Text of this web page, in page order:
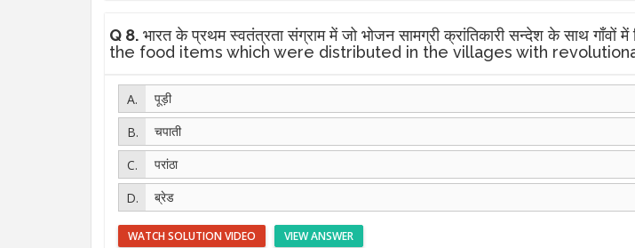
Q 8. भारत के प्रथम स्वतंत्रता संग्राम में जो भोजन सामग्री क्रांतिकारी सन्देश के साथ
the food items which were distributed in the villages with
पूड़ी
चपाती
परांठा
ब्रेड
VIEW ANSWER
WATCH SOLUTION VIDEO